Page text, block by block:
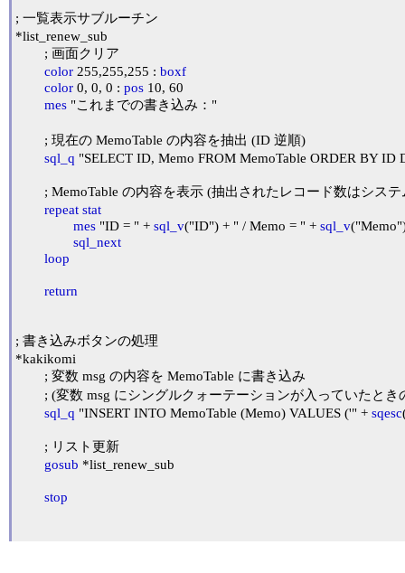
; 一覧表示サブルーチン
*list_renew_sub
color 255,255,255 : boxf
color 0, 0, 0 : pos 10, 60
mes "これまでの書き込み："
sql_q "SELECT ID, Memo FROM MemoTable ORDER BY ID
; MemoTable の内容を表示 (抽出されたレコード数はシス
repeat stat
mes "ID = " + sql_v("ID") + " / Memo = " + sql_v
sql_next
loop
return
; 書き込みボタンの処理
*kakikomi
; (変数 msg にシングルクォーテーションが入っていたと
sql_q "INSERT INTO MemoTable (Memo) VALUES ('" + sqesc
gosub *list_renew_sub
stop